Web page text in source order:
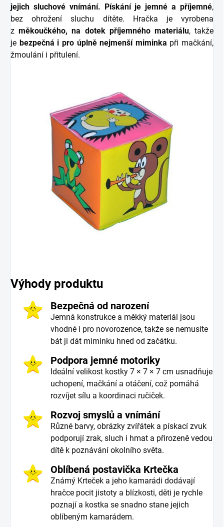
jejich sluchové vnímání. Pískání je jemné a příjemné,
bez ohrožení sluchu dítěte. Hračka je vyrobena
změkoučkého, na dotek příjemného materiálu, takže
je bezpečná i pro úplně nejmenší miminka při mačkání,
žmoulání i přitulení.
Výhody produktu
Bezpečná od narození
Jemná konstrukce a měkký materiál jsou
vhodné i pro novorozence, takže se nemusíte
bát ji dát miminku hned od začátku.
Podpora jemné motoriky
Ideální velikost kostky 7 × 7 × 7 cm usnadňuje
uchopení, mačkání a otáčení, což pomáhá
rozvíjet sílu a koordinaci ručiček.
Rozvoj smyslů a vnímání
Různé barvy, obrázky zvířátek a pískací zvuk
podporují zrak, sluch i hmat a přirozeně vedou
dítě k poznávání okolního světa.
Oblíbená postavička Krtečka
Známý Krteček a jeho kamarádi dodávají
hračce pocit jistoty a blízkosti, děti je rychle
poznají a kostka se snadno stane jejich
oblíbeným kamarádem.